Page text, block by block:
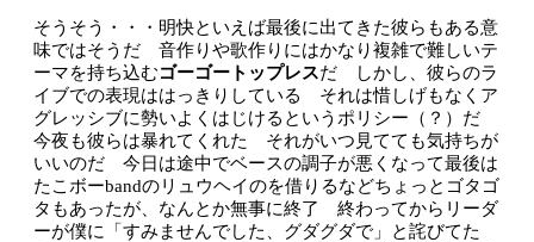
そうそう・・・明快といえば最後に出てきた彼らもある意
味ではそうだ 音作りや歌作りにはかなり複雑で難しいテ
ーマを持ち込むゴーゴートップレスだ しかし、彼らのラ
イブでの表現ははっきりしている それは惜しげもなくア
グレッシブに勢いよくはじけるというポリシー（？）だ
今夜も彼らは暴れてくれた それがいつ見てても気持ちが
いいのだ 今日は途中でベースの調子が悪くなって最後は
たこボーbandのリュウヘイのを借りるなどちょっとゴタゴ
タもあったが、なんとか無事に終了 終わってからリーダ
ーが僕に「すみませんでした、グダグダで」と詫びてた